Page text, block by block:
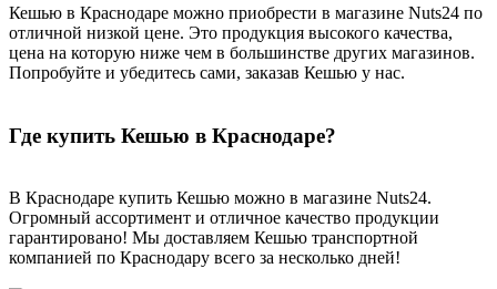
Кешью в Краснодаре можно приобрести в магазине Nuts24 по
отличной низкой цене. Это продукция высокого качества,
цена на которую ниже чем в большинстве других магазинов.
Попробуйте и убедитесь сами, заказав Кешью у нас.
Где купить Кешью в Краснодаре?
В Краснодаре купить Кешью можно в магазине Nuts24.
Огромный ассортимент и отличное качество продукции
гарантировано! Мы доставляем Кешью транспортной
компанией по Краснодару всего за несколько дней!